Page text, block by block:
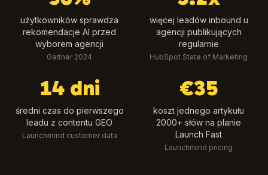
użytkowników sprawdza
rekomendacje AI przed
wyborem agencji
Gartner 2024
więcej leadów inbound u
agencji publikujących
regularnie
HubSpot State of Marketing
14 dni
średni czas do pierwszego
leadu z contentu GEO
Launchmind customer data
€35
koszt jednego artykułu
2000+ słów na planie
Launch Fast
Launchmind pricing